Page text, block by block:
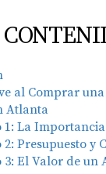
al Comprar
Atlanta
1: La
2: Presupuesto y
3: El Valor de